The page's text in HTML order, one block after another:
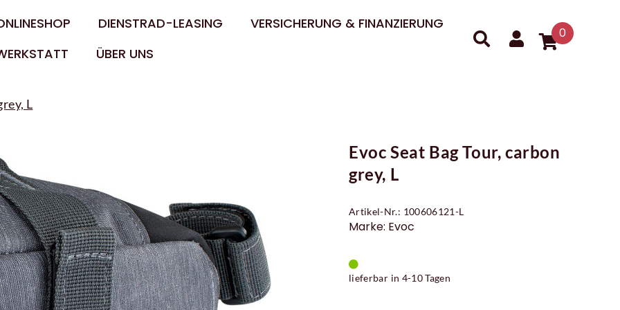
DIENSTRAD-LEASING
VERSICHERUNG & FINANZIERUNG
ÜBER UNS
0
L
Evoc Seat Bag Tour, carbon
grey, L
Artikel-Nr.: 100606121-L
Marke: Evoc
lieferbar in 4-10 Tagen